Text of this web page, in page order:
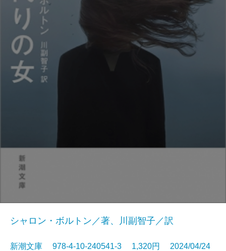
シャロン・ボルトン／著、川副智子／訳
新潮文庫 978-4-10-240541-3 1,320円 2024/04/24